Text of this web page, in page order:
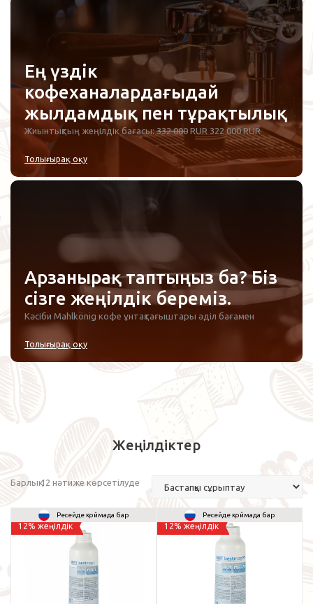
Ең үздік
кофеханалардағыдай
жылдамдық пен тұрақтылық
Жиынтықтың жеңілдік бағасы:332 000 RUR 322 000 RUR
Толығырақ оқу
Арзанырақ таптыңыз ба? Біз
сізге жеңілдік береміз.
Кәсіби Mahlkönig кофе ұнтақтағыштары әділ бағамен
Толығырақ оқу
Жеңілдіктер
Барлық 12 нәтиже көрсетілуде
Ресейде қоймада бар
12% жеңілдік
Ресейде қоймада бар
12% жеңілдік